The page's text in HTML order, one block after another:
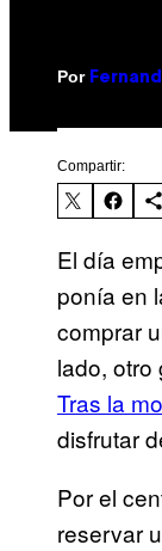
Por
Compartir:
El día
ponía en
comprar
lado, otro
Tras la
disfrutar
Por el
reservar